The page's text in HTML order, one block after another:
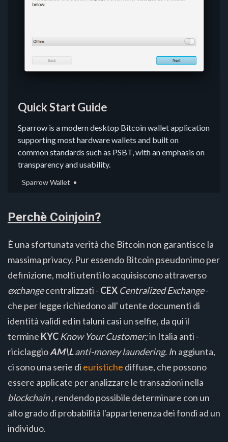
Quick Start Guide
Sparrow is a modern desktop Bitcoin wallet application
supporting most hardware wallets and built on
common standards such as PSBT, with an emphasis on
transparency and usability.
Sparrow Wallet
Perchè Coinjoin?
È una sfortunata verità che Bitcoin non garantisce la
massima privacy. Pur essendo Bitcoin pseudonimo per
definizione, molti utenti lo acquisiscono attraverso
exchangecentralizzati - CEX Centralized Exchange-
che per legge richiedono all' utente documenti di
identità validi ed in taluni casi un selfie, da qui il
termine KYC Know Your Customer;in Italia anti -
riciclaggioAM\Lanti-money laundering. In aggiunta,
ci sono una serie di euristiche diffuse, che possono
essere applicate per analizzare le transazioni nella
blockchain, rendendo possibile determinare con un
alto grado di probabilità l'appartenenza dei fondi ad un
individuo.